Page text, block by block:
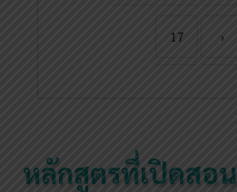
17 ›
หลักสูตรที่เปิดสอน